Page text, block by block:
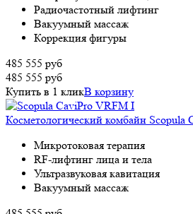
Радиочастотный лифтинг
Вакуумный массаж
Коррекция фигуры
485 555 руб
485 555 руб
Купить в 1 кликВ корзину
Косметологический комбайн Scopula
Микротоковая терапия
RF-лифтинг лица и тела
Ультразвуковая кавитация
Вакуумный массаж